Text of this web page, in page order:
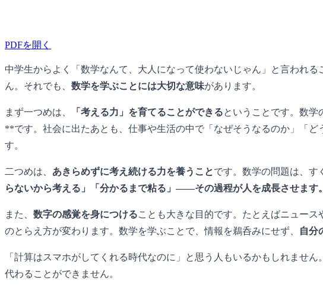
PDFを開く
中学生からよく「数学なんて、大人になって使わないじゃん」と言われ
ん。それでも、 数学を学ぶことには大切な意味があります。
まず一つめは、 「考える力」を育てることができるということです。数学
**です。社会に出たあとも、仕事や生活の中で「なぜそうなるのか」「
す。
二つめは、 あきらめずに考え続ける力を養うことです。数学の問題は、す
らないから考える」「分かるまで粘る」――その過程が人を成長させます。
また、 数字の感覚を身につけることも大きな目的です。たとえばニュー
のとらえ方が変わります。数学を学ぶことで、情報を鵜呑みにせず、
自分
「計算はスマホがしてくれる時代なのに」と思う人もいるかもしれません
代わることができません。